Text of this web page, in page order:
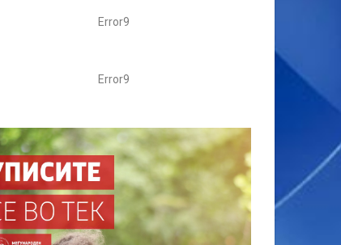
Error9
Error9